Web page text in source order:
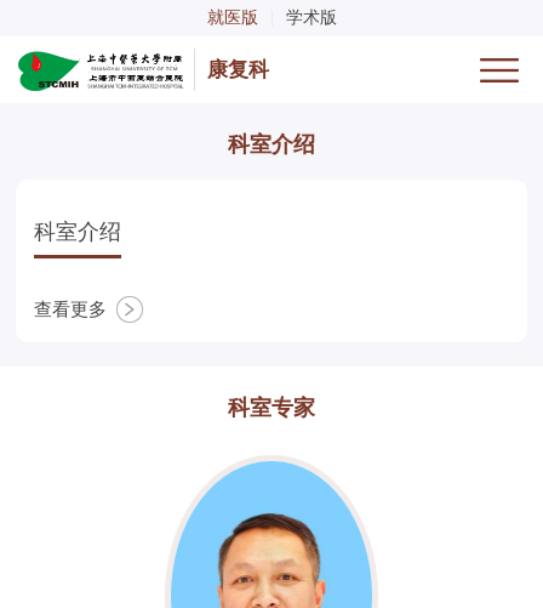
就医版 学术版
康复科
科室介绍
科室介绍
查看更多
科室专家